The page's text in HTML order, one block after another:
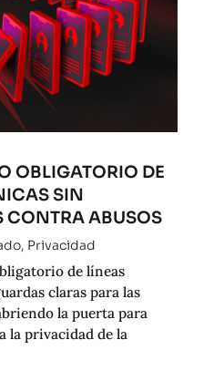
OBLIGATORIO DE
SIN
CONTRA ABUSOS
, Privacidad
de líneas
claras para las
la puerta para
la privacidad de la